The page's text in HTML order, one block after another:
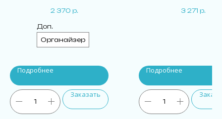
2 370 р.
Доп.
Органайзер
Подробнее
Заказать
3 271 р.
Подробнее